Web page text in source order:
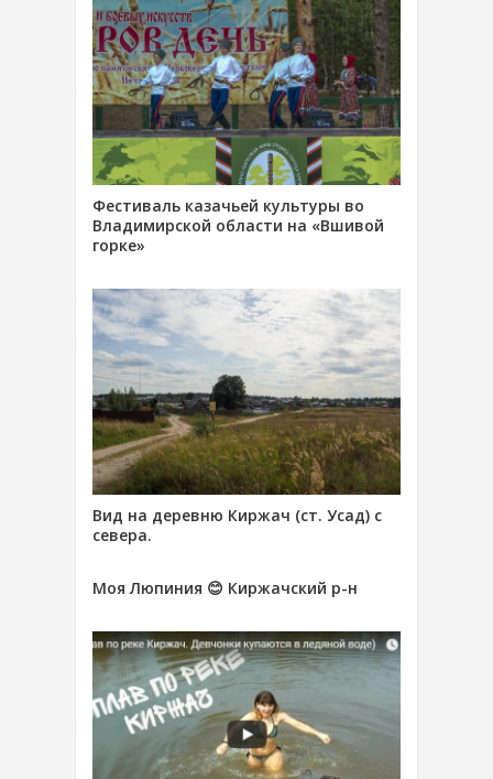
Фестиваль казачьей культуры во
Владимирской области на «Вшивой
горке»
Вид на деревню Киржач (ст. Усад) с
севера.
Моя Люпиния 😊 Киржачский р-н